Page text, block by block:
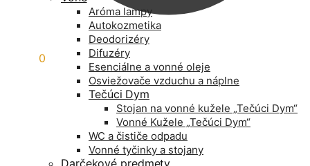
0
Aróma lampy
Autokozmetika
Deodorizéry
Difuzéry
Esenciálne a vonné oleje
Osviežovače vzduchu a náplne
Tečúci Dym
Stojan na vonné kužele „Tečúci Dym“
Vonné Kužele „Tečúci Dym“
WC a čističe odpadu
Vonné tyčinky a stojany
Darčekové predmety